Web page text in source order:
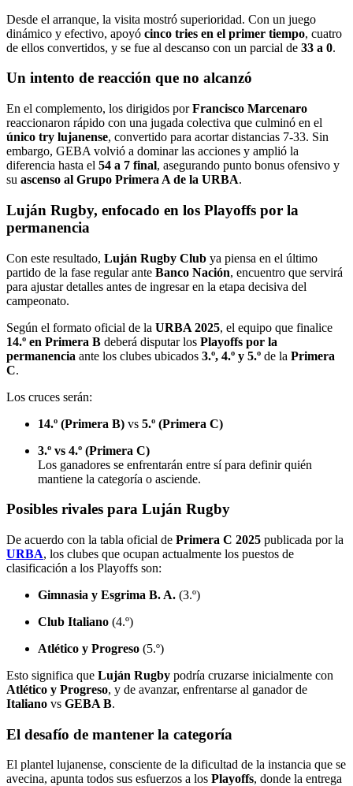
Desde el arranque, la visita mostró superioridad. Con un juego
dinámico y efectivo, apoyó cinco tries en el primer tiempo, cuatro
de ellos convertidos, y se fue al descanso con un parcial de 33 a 0.
Un intento de reacción que no alcanzó
En el complemento, los dirigidos porFrancisco Marcenaro
reaccionaron rápido con una jugada colectiva que culminó en el
único try lujanense, convertido para acortar distancias 7-33. Sin
embargo, GEBA volvió a dominar las acciones y amplió la
diferencia hasta el 54 a 7 final, asegurando punto bonus ofensivo y
su ascenso al Grupo Primera A de la URBA.
Luján Rugby, enfocado en los Playoffs por la
permanencia
Con este resultado, Luján Rugby Club ya piensa en el último
partido de la fase regular ante Banco Nación, encuentro que servirá
para ajustar detalles antes de ingresar en la etapa decisiva del
campeonato.
Según el formato oficial de la URBA 2025, el equipo que finalice
14.º en Primera B deberá disputar los Playoffs por la
permanencia ante los clubes ubicados 3.º, 4.º y 5.º de la Primera
C.
Los cruces serán:
14.º (Primera B) vs 5.º (Primera C)
3.º vs 4.º (Primera C)
Los ganadores se enfrentarán entre sí para definir quién
mantiene la categoría o asciende.
Posibles rivales para Luján Rugby
De acuerdo con la tabla oficial de Primera C 2025 publicada por la
URBA, los clubes que ocupan actualmente los puestos de
clasificación a los Playoffs son:
Gimnasia y Esgrima B. A. (3.º)
Club Italiano (4.º)
Atlético y Progreso (5.º)
Esto significa que Luján Rugby podría cruzarse inicialmente con
Atlético y Progreso, y de avanzar, enfrentarse al ganador de
Italiano vs GEBA B.
El desafío de mantener la categoría
El plantel lujanense, consciente de la dificultad de la instancia que se
avecina, apunta todos sus esfuerzos a los Playoffs, donde la entrega